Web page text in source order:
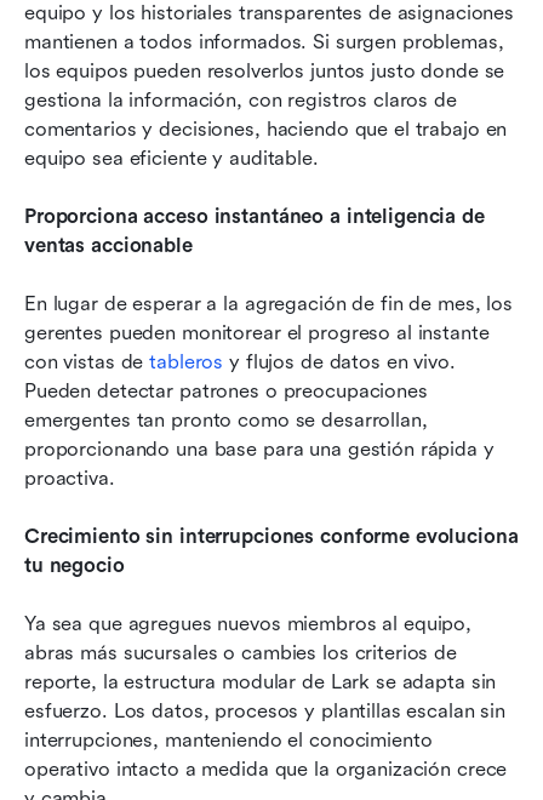
equipo y los historiales transparentes de asignaciones
mantienen a todos informados. Si surgen problemas,
los equipos pueden resolverlos juntos justo donde se
gestiona la información, con registros claros de
comentarios y decisiones, haciendo que el trabajo en
equipo sea eficiente y auditable.
Proporciona acceso instantáneo a inteligencia de
ventas accionable
En lugar de esperar a la agregación de fin de mes, los
gerentes pueden monitorear el progreso al instante
con vistas de tableros y flujos de datos en vivo.
Pueden detectar patrones o preocupaciones
emergentes tan pronto como se desarrollan,
proporcionando una base para una gestión rápida y
proactiva.
Crecimiento sin interrupciones conforme evoluciona
tu negocio
Ya sea que agregues nuevos miembros al equipo,
abras más sucursales o cambies los criterios de
reporte, la estructura modular de Lark se adapta sin
esfuerzo. Los datos, procesos y plantillas escalan sin
interrupciones, manteniendo el conocimiento
operativo intacto a medida que la organización crece